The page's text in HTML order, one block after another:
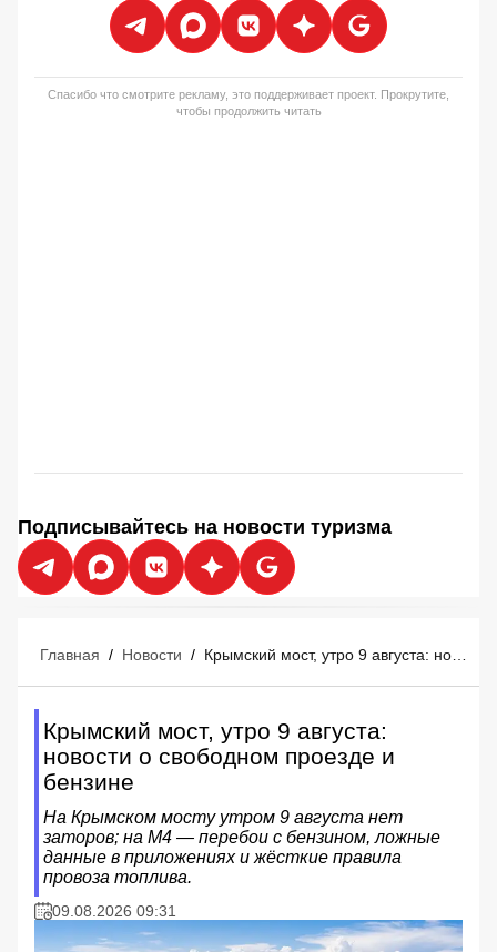
Спасибо что смотрите рекламу, это поддерживает проект. Прокрутите,
чтобы продолжить читать
Подписывайтесь на новости туризма
Главная / Новости /
Крымский мост, утро 9 августа:
новости о свободном проезде и
бензине
На Крымском мосту утром 9 августа нет
заторов; на М4 — перебои с бензином, ложные
данные в приложениях и жёсткие правила
провоза топлива.
09.08.2026 09:31